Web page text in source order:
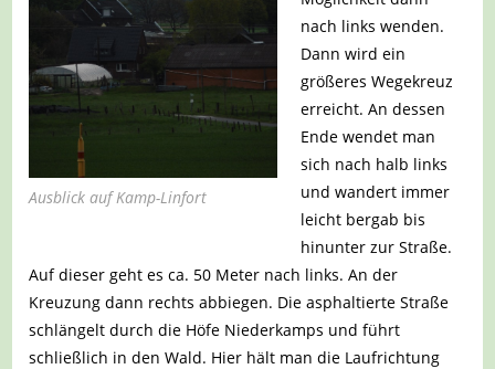
Ausblick auf Kamp-Linfort
nach links wenden.
Dann wird ein
größeres Wegekreuz
erreicht. An dessen
Ende wendet man
sich nach halb links
und wandert immer
leicht bergab bis
hinunter zur Straße.
Auf dieser geht es ca. 50 Meter nach links. An der
Kreuzung dann rechts abbiegen. Die asphaltierte Straße
schlängelt durch die Höfe Niederkamps und führt
schließlich in den Wald. Hier hält man die Laufrichtung